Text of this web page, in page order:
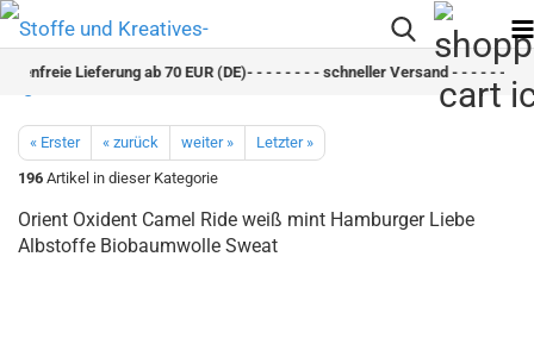
Lieferung ab 70 EUR (DE)- - - - - - - - schneller Versand - - - - - - - -
« Erster « zurück weiter »
Letzter »
196 Artikel in dieser Kategorie
Orient Oxident Camel Ride weiß mint Hamburger Liebe
Albstoffe Biobaumwolle Sweat